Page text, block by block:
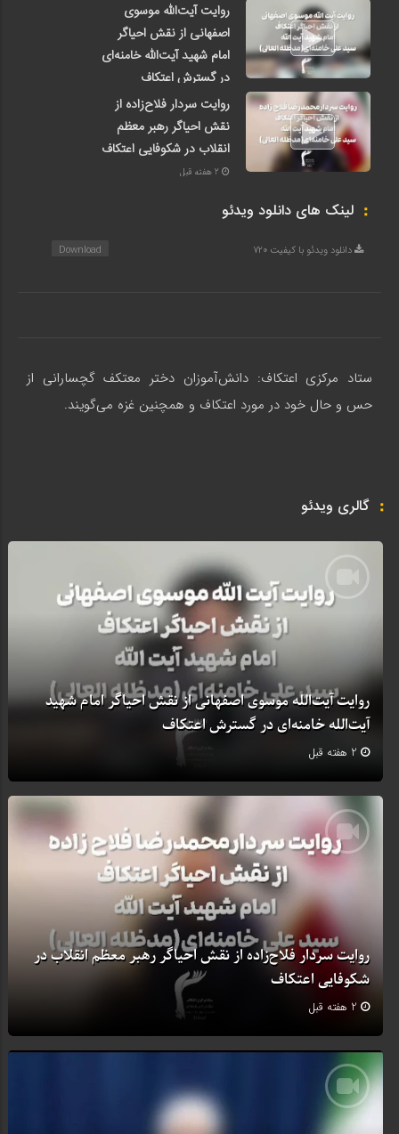
روایت آیت‌الله موسوی
اصفهانی از نقش احیاگر
امام شهید آیت‌الله خامنه‌ای
در گسترش اعتکاف
2 هفته قبل
روایت سردار فلاح‌زاده از
نقش احیاگر رهبر معظم
انقلاب در شکوفایی اعتکاف
لینک های دانلود ویدئو
دانلود ویدئو با کیفیت 720 Download
ستاد مرکزی اعتکاف: دانش‌آموزان دختر معتکف گچسارانی از
حس و حال خود در مورد اعتکاف و همچنین غزه می‌گویند.
گالری ویدئو
روایت آیت‌الله موسوی اصفهانی از نقش احیاگر امام شهید
آیت‌الله خامنه‌ای در گسترش اعتکاف
2 هفته قبل
روایت سردار فلاح‌زاده از نقش احیاگر رهبر معظم انقلاب در
شکوفایی اعتکاف
2 هفته قبل